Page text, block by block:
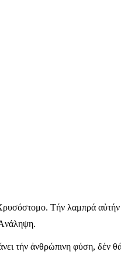
Τήν λαμπρά αὐτήν
τήν ἀνθρώπινη φύση, δέν